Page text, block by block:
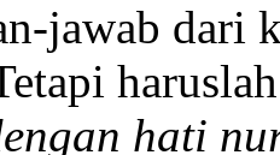
jawab dari
hati